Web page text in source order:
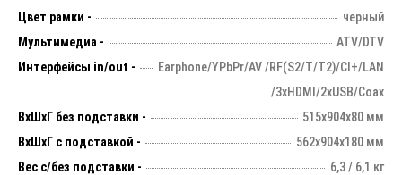
Цвет рамки -
черный
Мультимедиа -
ATV/DTV
Интерфейсы in/out -
Earphone/YPbPr/AV /RF(S2/T/T2)/CI+/LAN
/3xHDMI/2xUSB/Coax
ВхШхГ без подставки -
515х904х80 мм
ВхШхГ с подставкой -
562x904x180 мм
Вес с/без подставки -
6,3 / 6,1 кг